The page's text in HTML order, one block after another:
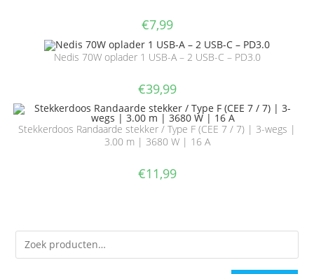
€7,99
Nedis 70W oplader 1 USB-A – 2 USB-C – PD3.0
€39,99
Stekkerdoos Randaarde stekker / Type F (CEE 7 / 7) | 3-wegs |
3.00 m | 3680 W | 16 A
€11,99